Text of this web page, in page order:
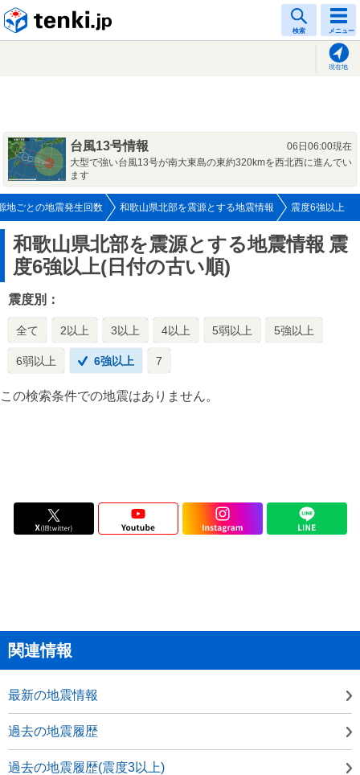
検索 メニュー
現在地
台風13号情報
06日06:00現在
大型で強い台風13号が南大東島の東約320kmを西北西に進んでい
ます
地ごとの地震発生回数 和歌山県北部を震源とする地震情報 震度6強以上
和歌山県北部を震源とする地震情報 震
度6強以上(日付の古い順)
震度別：
全て 2以上 3以上 4以上 5弱以上 5強以上
6弱以上 6強以上 7
この検索条件での地震はありません。
関連情報
最新の地震情報
過去の地震履歴
過去の地震履歴(震度3以上)